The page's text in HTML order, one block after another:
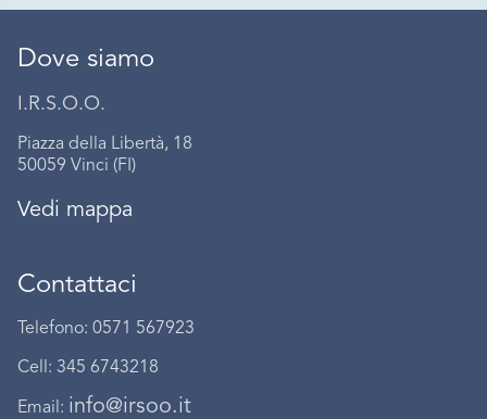
Dove siamo
I.R.S.O.O.
Piazza della Libertà, 18
50059 Vinci (FI)
Vedi mappa
Contattaci
Telefono: 0571 567923
Cell: 345 6743218
Email: info@irsoo.it